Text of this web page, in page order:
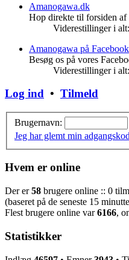
Amanogawa.dk
Hop direkte til forsiden af
Viderestillinger i
Amanogawa på Facebook
Besøg os på vores
Viderestillinger i
Log ind • Tilmeld
Brugernavn:
Jeg har glemt min
Hvem er online
Der er58 brugere online :: 0
(baseret på de seneste 15
Flest brugere online var6166,
Statistikker